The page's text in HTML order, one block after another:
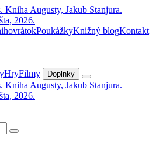
PoukážkyKnižný blogKontakt
HryFilmy Doplnky